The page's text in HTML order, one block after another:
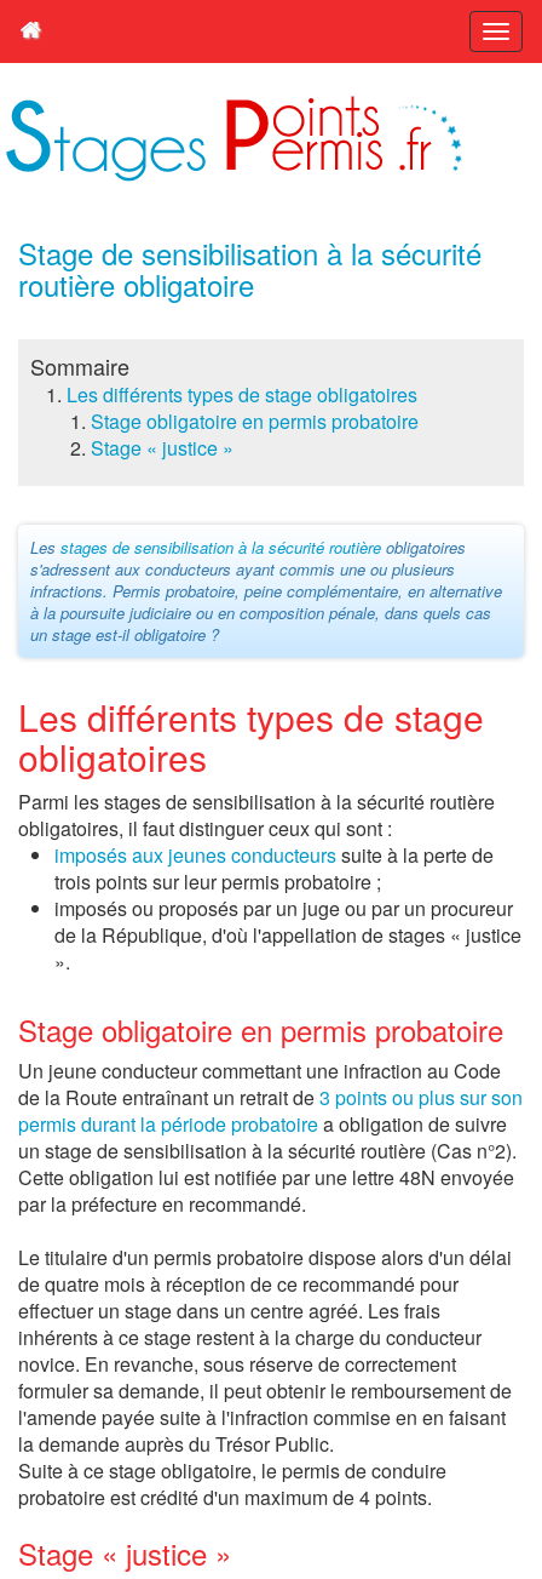
Stage de sensibilisation à la sécurité
routière obligatoire
Sommaire
Les différents types de stage obligatoires
Stage obligatoire en permis probatoire
Stage « justice »
Les stages de sensibilisation à la sécurité routière obligatoires
s'adressent aux conducteurs ayant commis une ou plusieurs
infractions. Permis probatoire, peine complémentaire, en alternative
à la poursuite judiciaire ou en composition pénale, dans quels cas
un stage est-il obligatoire ?
Les différents types de stage
obligatoires
Parmi les stages de sensibilisation à la sécurité routière
obligatoires, il faut distinguer ceux qui sont :
imposés aux jeunes conducteurssuite à la perte de
trois points sur leur permis probatoire ;
imposés ou proposés par un juge ou par un procureur
de la République, d'où l'appellation de stages « justice
».
Stage obligatoire en permis probatoire
Un jeune conducteur commettant une infraction au Code
de la Route entraînant un retrait de3 points ou plus sur son
permis durant la période probatoirea obligation de suivre
un stage de sensibilisation à la sécurité routière (Cas n°2).
Cette obligation lui est notifiée par une lettre 48N envoyée
par la préfecture en recommandé.
Le titulaire d'un permis probatoire dispose alors d'un délai
de quatre mois à réception de ce recommandé pour
effectuer un stage dans un centre agréé. Les frais
inhérents à ce stage restent à la charge du conducteur
novice. En revanche, sous réserve de correctement
formuler sa demande, il peut obtenir le remboursement de
l'amende payée suite à l'infraction commise en en faisant
la demande auprès du Trésor Public.
Suite à ce stage obligatoire, le permis de conduire
probatoire est crédité d'un maximum de 4 points.
Stage « justice »